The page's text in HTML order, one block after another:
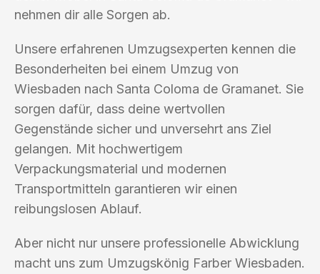
nehmen dir alle Sorgen ab.
Unsere erfahrenen Umzugsexperten kennen die
Besonderheiten bei einem Umzug von
Wiesbaden nach Santa Coloma de Gramanet. Sie
sorgen dafür, dass deine wertvollen
Gegenstände sicher und unversehrt ans Ziel
gelangen. Mit hochwertigem
Verpackungsmaterial und modernen
Transportmitteln garantieren wir einen
reibungslosen Ablauf.
Aber nicht nur unsere professionelle Abwicklung
macht uns zum Umzugskönig Farber Wiesbaden.